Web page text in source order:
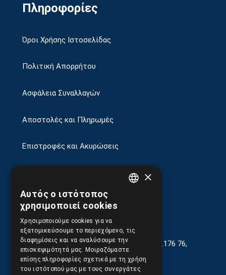
Πληροφορίες
Όροι Χρήσης Ιστοσελίδας
Πολιτική Απορρήτου
Ασφάλεια Συναλλαγών
Αποστολές και Πληρωμές
Επιστροφές και Ακυρώσεις
Γεωργίου Κρέμου 13-17, Καλλιθέα, Τ.Κ.176 76,
Αθήνα, Ελλάδα
210.9566.401(11.30-17.00)
×
Αυτός ο ιστότοπος
χρησιμοποιεί cookies
Χρησιμοποιούμε cookies για να
εξατομικεύσουμε το περιεχόμενο, τις
διαφημίσεις και να αναλύσουμε την
επισκεψιμότητά μας. Μοιραζόμαστε
επίσης πληροφορίες σχετικά με τη χρήση
του ιστότοπού μας με τους συνεργάτες